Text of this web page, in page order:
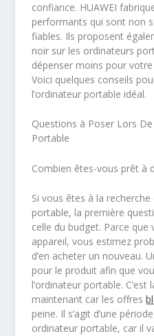
confiance. HUAWEI
performants qui sont non
fiables. Ils proposent
noir sur les ordinateurs
dépenser moins pour
Voici quelques conseils
l’ordinateur portable idéal.
Questions à Poser Lors
Portable
Combien êtes-vous prêt à
Si vous êtes à la
portable, la première
celle du budget. Parce que
appareil, vous estimez
d’en acheter un nouveau.
pour le produit afin que
l’ordinateur portable.
maintenant car les offres
peine. Il s’agit d’une
ordinateur portable, car il